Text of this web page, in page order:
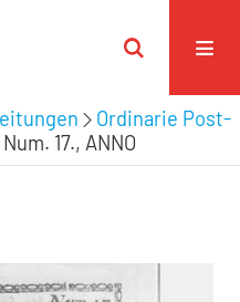
Ordinarie Post-
Num. 17., ANNO